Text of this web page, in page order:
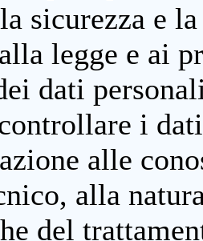
sicurezza e
legge e ai
dati
i
alle
alla
del